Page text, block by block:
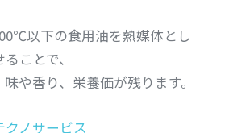
以下の食用油を熱媒体とし
ことで、
や香り、栄養価が残ります。
クノサービス